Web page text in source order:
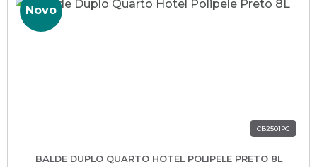
Novo
CB2501PC
BALDE DUPLO QUARTO HOTEL POLIPELE PRETO 8L